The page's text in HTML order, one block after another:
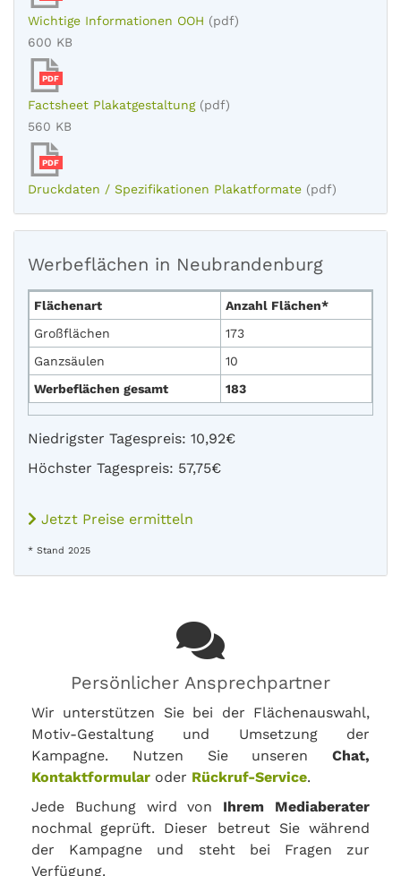
Wichtige Informationen OOH (pdf)
600 KB
PDF
Factsheet Plakatgestaltung (pdf)
560 KB
PDF
Druckdaten / Spezifikationen Plakatformate (pdf)
Werbeflächen in Neubrandenburg
Flächenart
Anzahl Flächen*
Großflächen
173
Ganzsäulen
10
Werbeflächen gesamt
183
Niedrigster Tagespreis: 10,92€
Höchster Tagespreis: 57,75€
Jetzt Preise ermitteln
* Stand 2025
Persönlicher Ansprechpartner
Wir unterstützen Sie bei der Flächenauswahl,
Motiv-Gestaltung und Umsetzung der
Kampagne. Nutzen Sie unseren Chat,
Kontaktformular oder Rückruf-Service.
Jede Buchung wird von Ihrem Mediaberater
nochmal geprüft. Dieser betreut Sie während
der Kampagne und steht bei Fragen zur
Verfügung.